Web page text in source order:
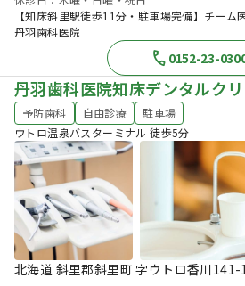
【知床斜里駅徒歩11分・駐車場完備】チーム
丹羽歯科医院
0152-23-
丹羽歯科医院知床デンタルク
予防歯科 自由診療
駐車場
ウトロ温泉バスターミナル 徒歩5分
北海道 斜里郡斜里町 字ウトロ香川141-1